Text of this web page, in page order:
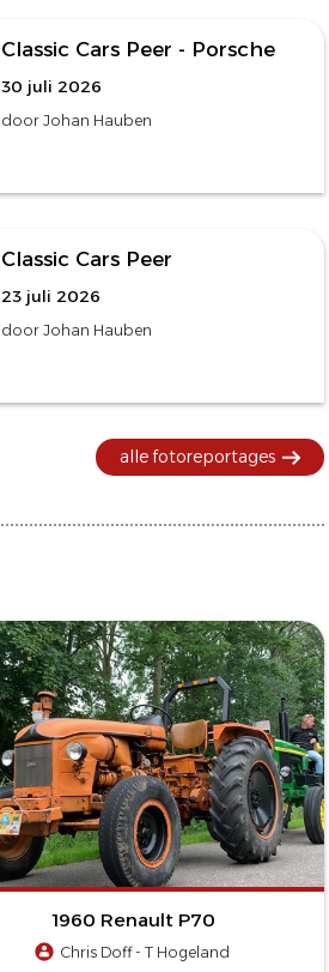
Classic Cars Peer - Porsche
30 juli 2026
door Johan Hauben
Classic Cars Peer
23 juli 2026
door Johan Hauben
alle fotoreportages
1960 Renault P70
Chris Doff - T Hogeland